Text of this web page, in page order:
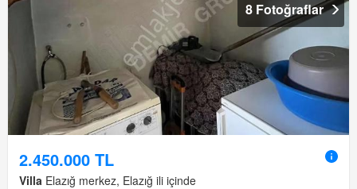
8 Fotoğraflar
2.450.000 TL
Villa Elazığ merkez, Elazığ ili içinde